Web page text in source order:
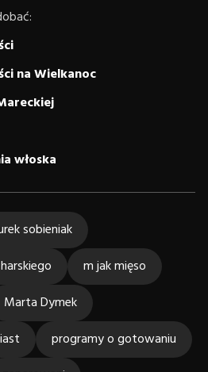
na Wielkanoc
włoska
sobieniak
m jak mięso
Marta Dymek
programy o gotowaniu